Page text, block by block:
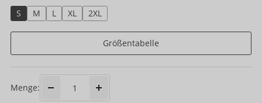
S
M L XL 2XL
Größentabelle
Menge: